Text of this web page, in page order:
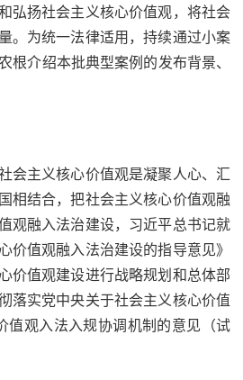
弘扬社会主义核心价值观，将社会
。为统一法律适用，持续通过小案
介绍本批典型案例的发布背景、
会主义核心价值观是凝聚人心、汇
相结合，把社会主义核心价值观融
观融入法治建设，习近平总书记就
值观融入法治建设的指导意见》
价值观建设进行战略规划和总体部
落实党中央关于社会主义核心价值
值观入法入规协调机制的意见（试